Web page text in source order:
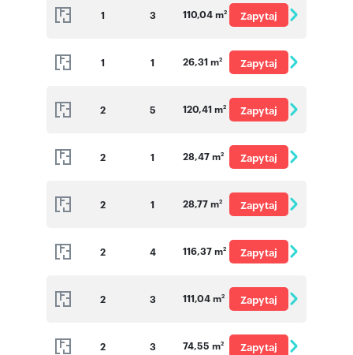
1 3 110,04 m2
Zapytaj
1 1 26,31 m2
Zapytaj
2 5 120,41 m2
Zapytaj
2 1 28,47 m2
Zapytaj
2 1 28,77 m2
Zapytaj
2 4 116,37 m2
Zapytaj
2 3 111,04 m2
Zapytaj
2 3 74,55 m2
Zapytaj